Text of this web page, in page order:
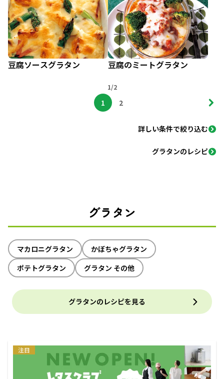
豆腐ソースグラタン 豆腐のミートグラタン
1/2
1 2
詳しい条件で絞り込む
グラタンのレシピ
グラタン
マカロニグラタン
かぼちゃグラタン
ポテトグラタン
グラタン その他
グラタンのレシピを見る
注目